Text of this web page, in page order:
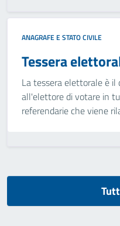
ANAGRAFE E STATO CIVILE
Tessera
La tessera elettorale è
all'elettore di votare in
referendarie che viene